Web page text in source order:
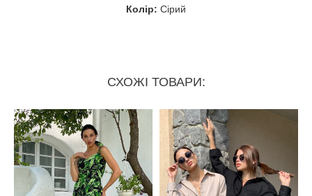
Колір: Сірий
СХОЖІ ТОВАРИ: